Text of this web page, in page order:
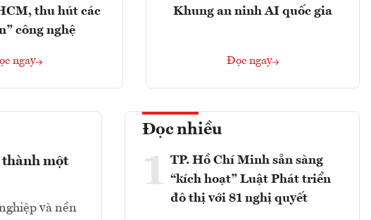
thu hút các
công nghệ
ngay
Khung an ninh AI quốc gia
Đọc ngay
thành một
và nền
Đọc nhiều
1 TP. Hồ Chí Minh sẵn sàng
“kích hoạt” Luật Phát triển
đô thị với 81 nghị quyết